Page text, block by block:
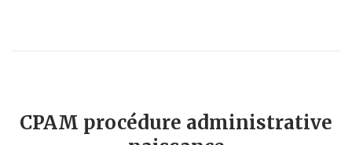
CPAM procédure administrative